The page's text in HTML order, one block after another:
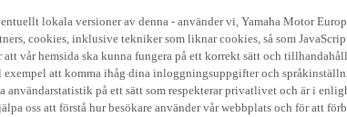
lokala versioner av denna - använder vi, Yamaha Motor
cookies, inklusive tekniker som liknar cookies, så som
vår hemsida ska kunna fungera på ett korrekt sätt och
att komma ihåg dina inloggningsuppgifter och
användarstatistik på ett sätt som respekterar privatlivet och är i
oss att förstå hur besökare använder vår webbplats och för att